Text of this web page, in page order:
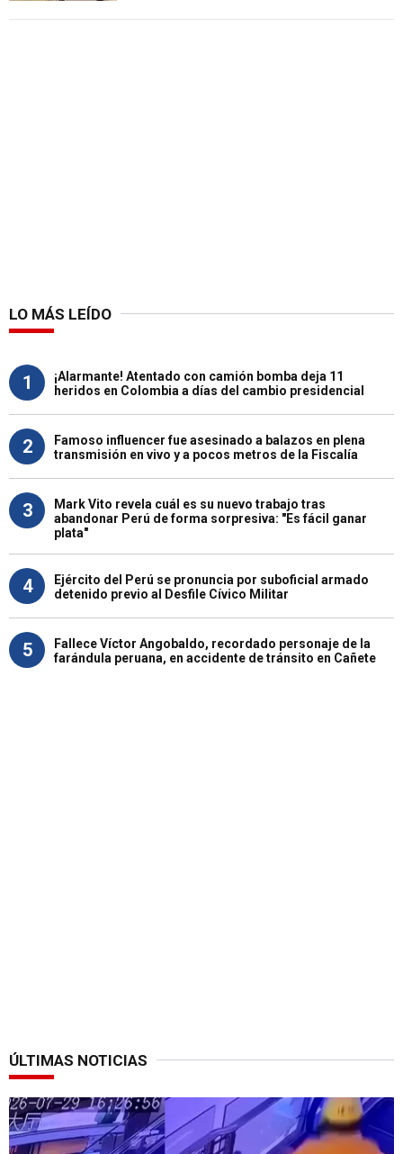
LO MÁS LEÍDO
1
¡Alarmante! Atentado con camión bomba deja 11
heridos en Colombia a días del cambio presidencial
2
Famoso influencer fue asesinado a balazos en plena
transmisión en vivo y a pocos metros de la Fiscalía
3
Mark Vito revela cuál es su nuevo trabajo tras
abandonar Perú de forma sorpresiva: "Es fácil ganar
plata"
4
Ejército del Perú se pronuncia por suboficial armado
detenido previo al Desfile Cívico Militar
5
Fallece Víctor Angobaldo, recordado personaje de la
farándula peruana, en accidente de tránsito en Cañete
ÚLTIMAS NOTICIAS